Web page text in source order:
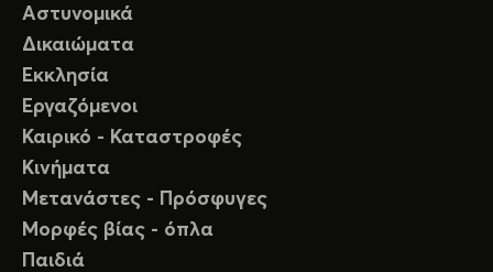
Αστυνομικά
Δικαιώματα
Εκκλησία
Εργαζόμενοι
Καιρικό - Καταστροφές
Κινήματα
Μετανάστες - Πρόσφυγες
Μορφές βίας - όπλα
Παιδιά